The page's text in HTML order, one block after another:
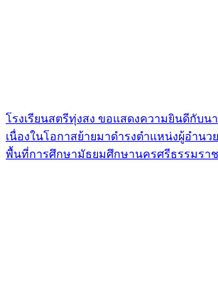
โรงเรียนสตรีทุ่งสง ขอแสดงความยินดีกับน
เนื่องในโอกาสย้ายมาดำรงตำแหน่งผู้อำนว
พื้นที่การศึกษามัธยมศึกษานครศรีธรรมราช